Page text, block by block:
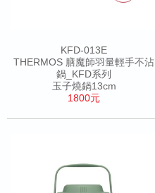
KFD-013E
THERMOS 膳魔師羽量輕手不沾
鍋_KFD系列
玉子燒鍋13cm
1800元